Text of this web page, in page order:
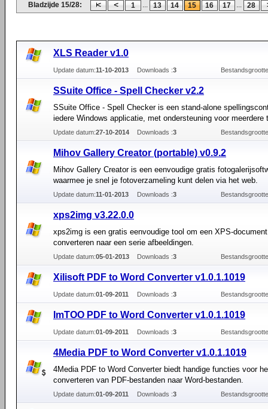
Bladzijde 15/28: 1 ... 13 14 15 16 17 ... 28
XLS Reader v1.0
Update datum:11-10-2013 Downloads :3
SSuite Office - Spell Checker v2.2
SSuite Office - Spell Checker is een stand-alone
iedere Windows applicatie, met ondersteuning voor meerdere
Update datum:27-10-2014 Downloads :3
Mihov Gallery Creator (portable) v0.9.2
Mihov Gallery Creator is een eenvoudige gratis
waarmee je snel je fotoverzameling kunt delen via het web.
Update datum:11-01-2013 Downloads :3
xps2img v3.22.0.0
xps2img is een gratis eenvoudige tool om een XPS-
converteren naar een serie afbeeldingen.
Update datum:05-01-2013 Downloads :3
Xilisoft PDF to Word Converter v1.0.1.1019
Update datum:01-09-2011 Downloads :3
ImTOO PDF to Word Converter v1.0.1.1019
Update datum:01-09-2011 Downloads :3
4Media PDF to Word Converter v1.0.1.1019
4Media PDF to Word Converter biedt handige functies voor
converteren van PDF-bestanden naar Word-bestanden.
Update datum:01-09-2011 Downloads :3